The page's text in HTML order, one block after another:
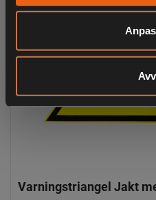
Varningstriangel Jakt